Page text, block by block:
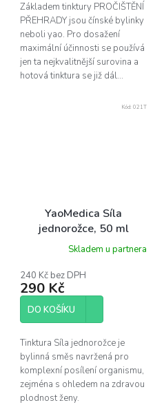
Základem tinktury PROČIŠTĚNÍ
PŘEHRADY jsou čínské bylinky
neboli yao. Pro dosažení
maximální účinnosti se používá
jen ta nejkvalitnější surovina a
hotová tinktura se již dál...
YaoMedica Síla
jednorožce, 50 ml
Skladem u partnera
240 Kč bez DPH
290 Kč
DO KOŠÍKU
Tinktura Síla jednorožce je
bylinná směs navržená pro
komplexní posílení organismu,
zejména s ohledem na zdravou
plodnost ženy.
Kód: 021T